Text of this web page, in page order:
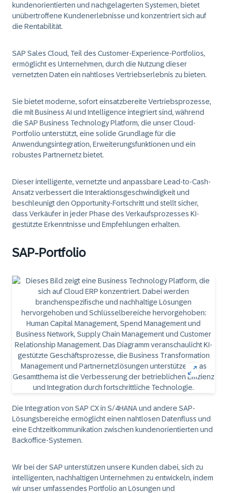
kundenorientierten und nachgelagerten Systemen, bietet
unübertroffene Kundenerlebnisse und konzentriert sich auf
die Rentabilität.
SAP Sales Cloud, Teil des Customer-Experience-Portfolios,
ermöglicht es Unternehmen, durch die Nutzung dieser
vernetzten Daten ein nahtloses Vertriebserlebnis zu bieten.
Sie bietet moderne, sofort einsatzbereite Vertriebsprozesse,
die mit Business AI und Intelligence integriert sind, während
die SAP Business Technology Platform, die unser Cloud-
Portfolio unterstützt, eine solide Grundlage für die
Anwendungsintegration, Erweiterungsfunktionen und ein
robustes Partnernetz bietet.
Dieser intelligente, vernetzte und anpassbare Lead-to-Cash-
Ansatz verbessert die Interaktionsgeschwindigkeit und
beschleunigt den Opportunity-Fortschritt und stellt sicher,
dass Verkäufer in jeder Phase des Verkaufsprozesses KI-
gestützte Erkenntnisse und Empfehlungen erhalten.
SAP-Portfolio
Die Integration von SAP CX in S/4HANA und andere SAP-
Lösungsbereiche ermöglicht einen nahtlosen Datenfluss und
eine Echtzeitkommunikation zwischen kundenorientierten und
Backoffice-Systemen.
Wir bei der SAP unterstützen unsere Kunden dabei, sich zu
intelligenten, nachhaltigen Unternehmen zu entwickeln, indem
wir unser umfassendes Portfolio an Lösungen und